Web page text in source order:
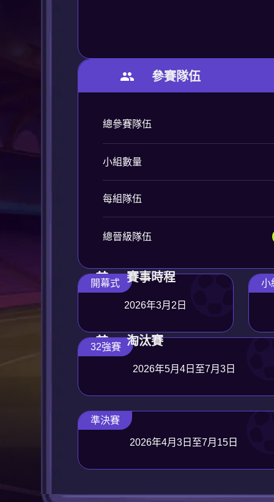
參賽隊伍
總參賽隊伍
小組數量
每組隊伍
總晉級隊伍
賽事時程
開幕式
2026年3月2日
小
淘汰賽
32強賽
2026年5月4日至7月3日
準決賽
2026年4月3日至7月15日